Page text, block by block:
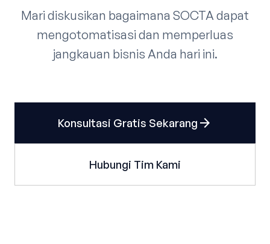
Mari diskusikan bagaimana SOCTA dapat
mengotomatisasi dan memperluas
jangkauan bisnis Anda hari ini.
Konsultasi Gratis Sekarang arrow_forward
Hubungi Tim Kami